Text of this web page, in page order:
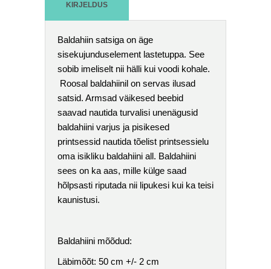
KIRJELDUS
Baldahiin satsiga on äge
sisekujunduselement lastetuppa. See
sobib imeliselt nii hälli kui voodi kohale.
Roosal baldahiinil on servas ilusad
satsid. Armsad väikesed beebid
saavad nautida turvalisi unenägusid
baldahiini varjus ja pisikesed
printsessid nautida tõelist printsessielu
oma isikliku baldahiini all. Baldahiini
sees on ka aas, mille külge saad
hõlpsasti riputada nii lipukesi kui ka teisi
kaunistusi.
Baldahiini mõõdud:
Läbimõõt: 50 cm +/- 2 cm